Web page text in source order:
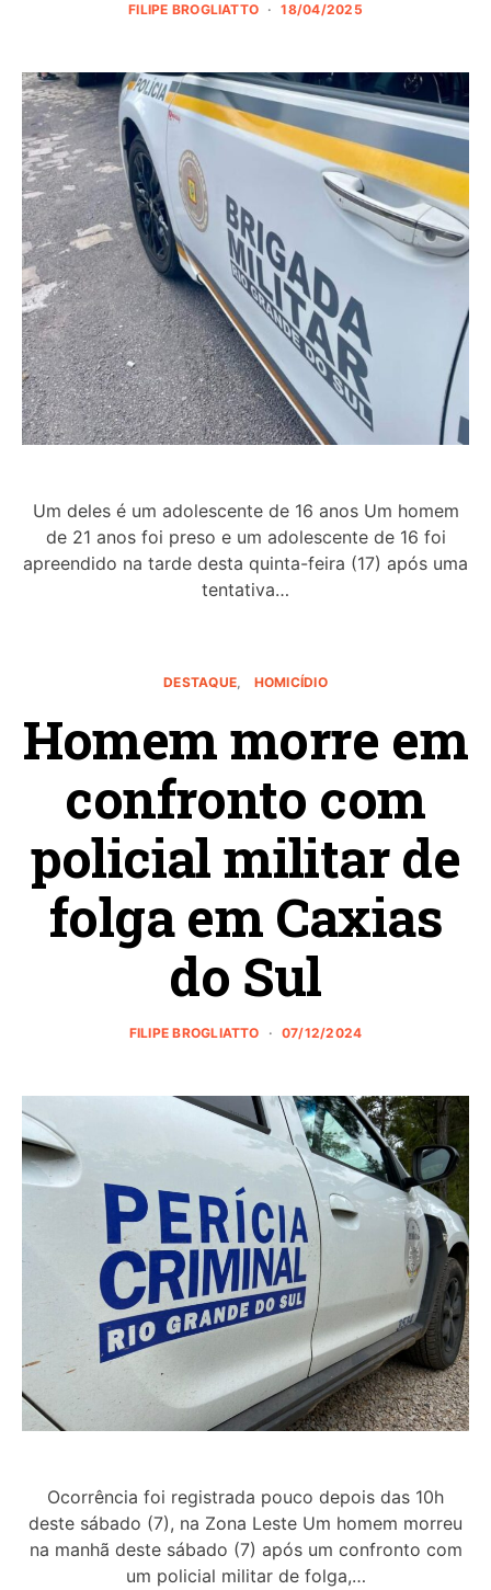
FILIPE BROGLIATTO 18/04/2025
Um deles é um adolescente de 16 anos Um homem
de 21 anos foi preso e um adolescente de 16 foi
apreendido na tarde desta quinta-feira (17) após uma
tentativa…
DESTAQUE HOMICÍDIO
Homem morre em
confronto com
policial militar de
folga em Caxias
do Sul
FILIPE BROGLIATTO 07/12/2024
Ocorrência foi registrada pouco depois das 10h
deste sábado (7), na Zona Leste Um homem morreu
na manhã deste sábado (7) após um confronto com
um policial militar de folga,…